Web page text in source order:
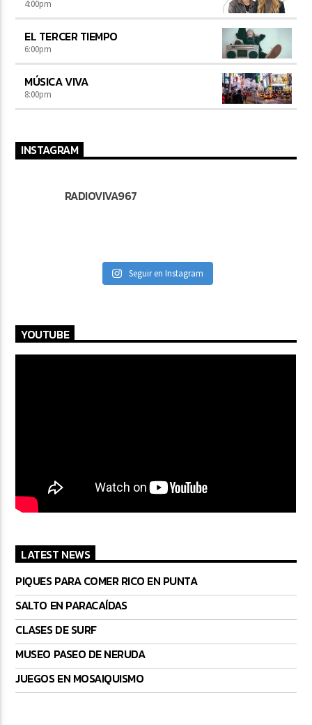
4:00pm
EL TERCER TIEMPO
6:00pm
MÚSICA VIVA
8:00pm
INSTAGRAM
RADIOVIVA967
Seguir en Instagram
YOUTUBE
LATEST NEWS
PIQUES PARA COMER RICO EN PUNTA
SALTO EN PARACAÍDAS
CLASES DE SURF
MUSEO PASEO DE NERUDA
JUEGOS EN MOSAIQUISMO